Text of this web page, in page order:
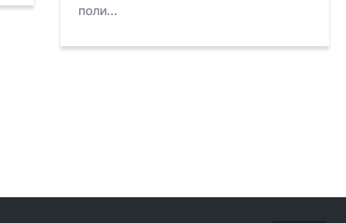
поли...